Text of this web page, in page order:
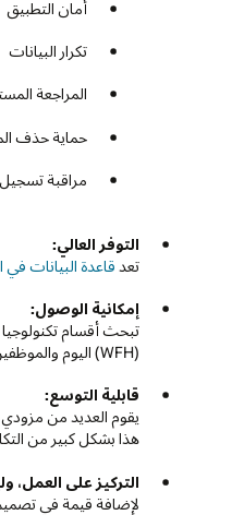
أمان التطبيق
تكرار البيانات
المراجعة
حماية حذف
مراقبة
التوفر العالي:
تعد قاعدة البيانات في
إمكانية الوصول:
تبحث أقسام
(WFH) اليوم والموظفين الذين يعملون عن بُعد الوصول إلى أي شيء يقومون به في المكتب عبر
قابلية التوسع:
يقوم العديد من
هذا بشكل كبير من
التركيز على العمل،
لإضافة قيمة في